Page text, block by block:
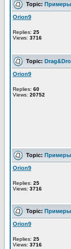
Topic: Примеры
Orion9
Replies: 25
Views: 3716
Topic:
Orion9
Replies: 60
Views: 20752
Topic: Примеры
Orion9
Replies: 25
Views: 3716
Topic: Примеры
Orion9
Replies: 25
Views: 3716